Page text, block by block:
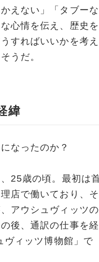
えない」「タブーな
心情を伝え、歴史を
すればいいかを考え
うだ。
緯
なったのか？
25歳の頃。最初は
店で働いており、そ
アウシュヴィッツの
後、通訳の仕事を経
ヴィッツ博物館」で